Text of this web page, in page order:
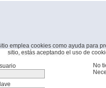
emplea cookies como ayuda para
sitio, estás aceptando el uso de
Formulario De Acceso
No